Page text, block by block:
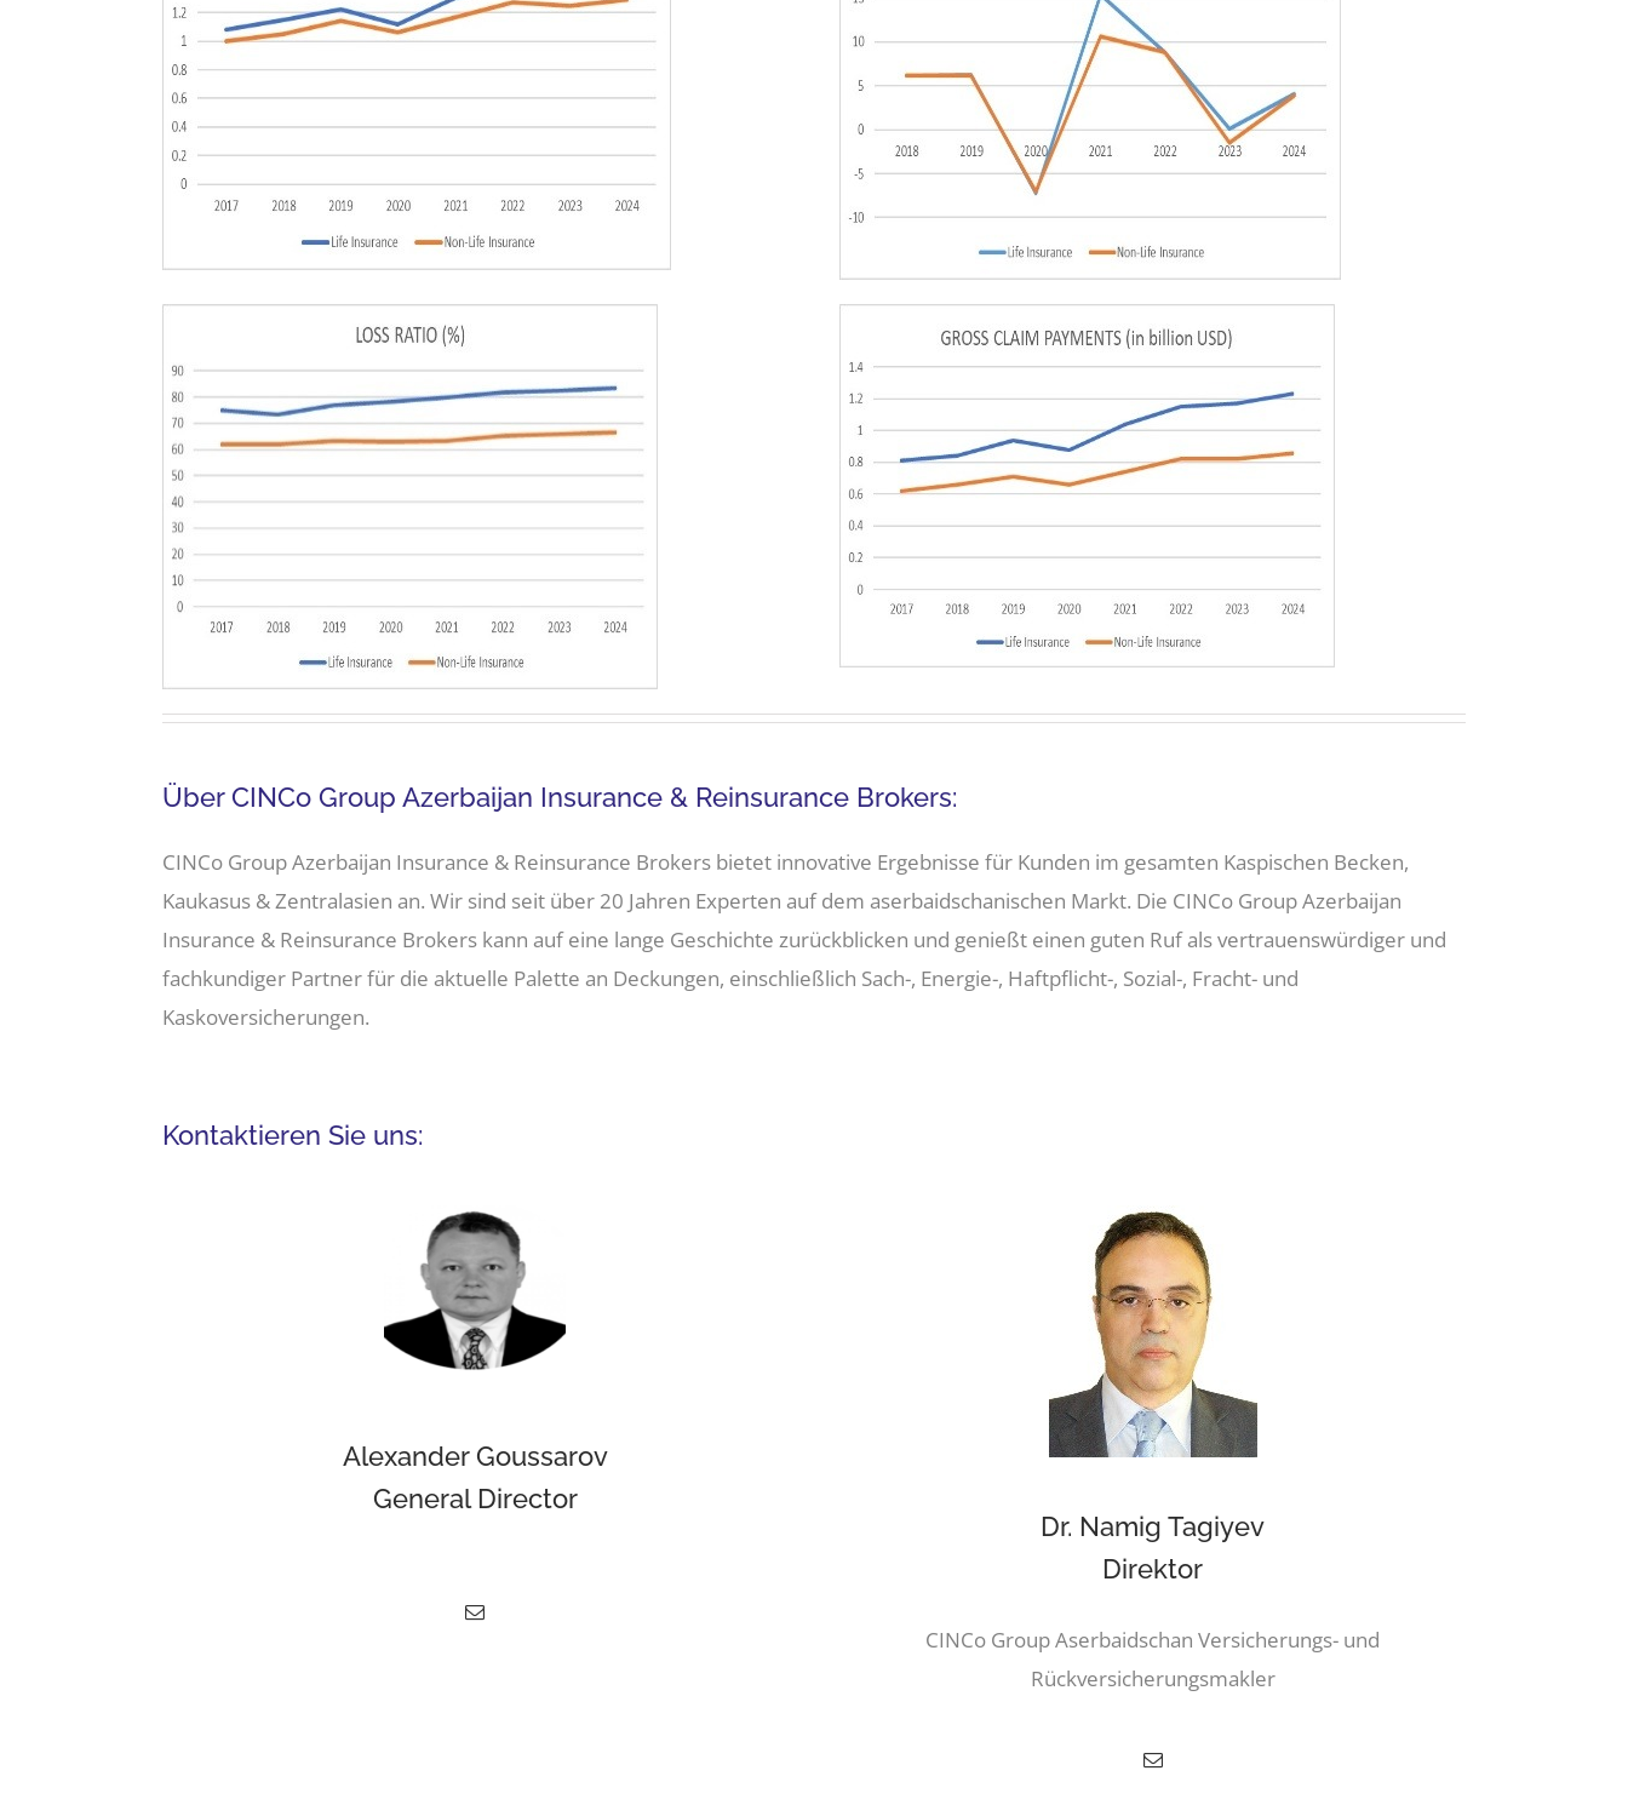
Über CINCo Group Azerbaijan Insurance & Reinsurance Brokers:
CINCo Group Azerbaijan Insurance & Reinsurance Brokers bietet innovative Ergebnisse für Kunden im gesamten Kaspischen Becken,
Kaukasus & Zentralasien an. Wir sind seit über 20 Jahren Experten auf dem aserbaidschanischen Markt. Die CINCo Group Azerbaijan
Insurance & Reinsurance Brokers kann auf eine lange Geschichte zurückblicken und genießt einen guten Ruf als vertrauenswürdiger und
fachkundiger Partner für die aktuelle Palette an Deckungen, einschließlich Sach-, Energie-, Haftpflicht-, Sozial-, Fracht- und
Kaskoversicherungen.
Kontaktieren Sie uns:
Alexander Goussarov
General Director
Dr. Namig Tagiyev
Direktor
CINCo Group Aserbaidschan Versicherungs- und
Rückversicherungsmakler